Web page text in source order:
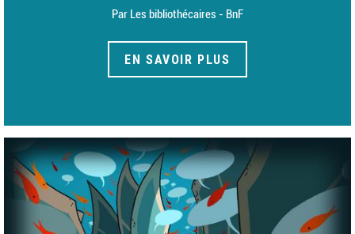
Par Les bibliothécaires - BnF
EN SAVOIR PLUS